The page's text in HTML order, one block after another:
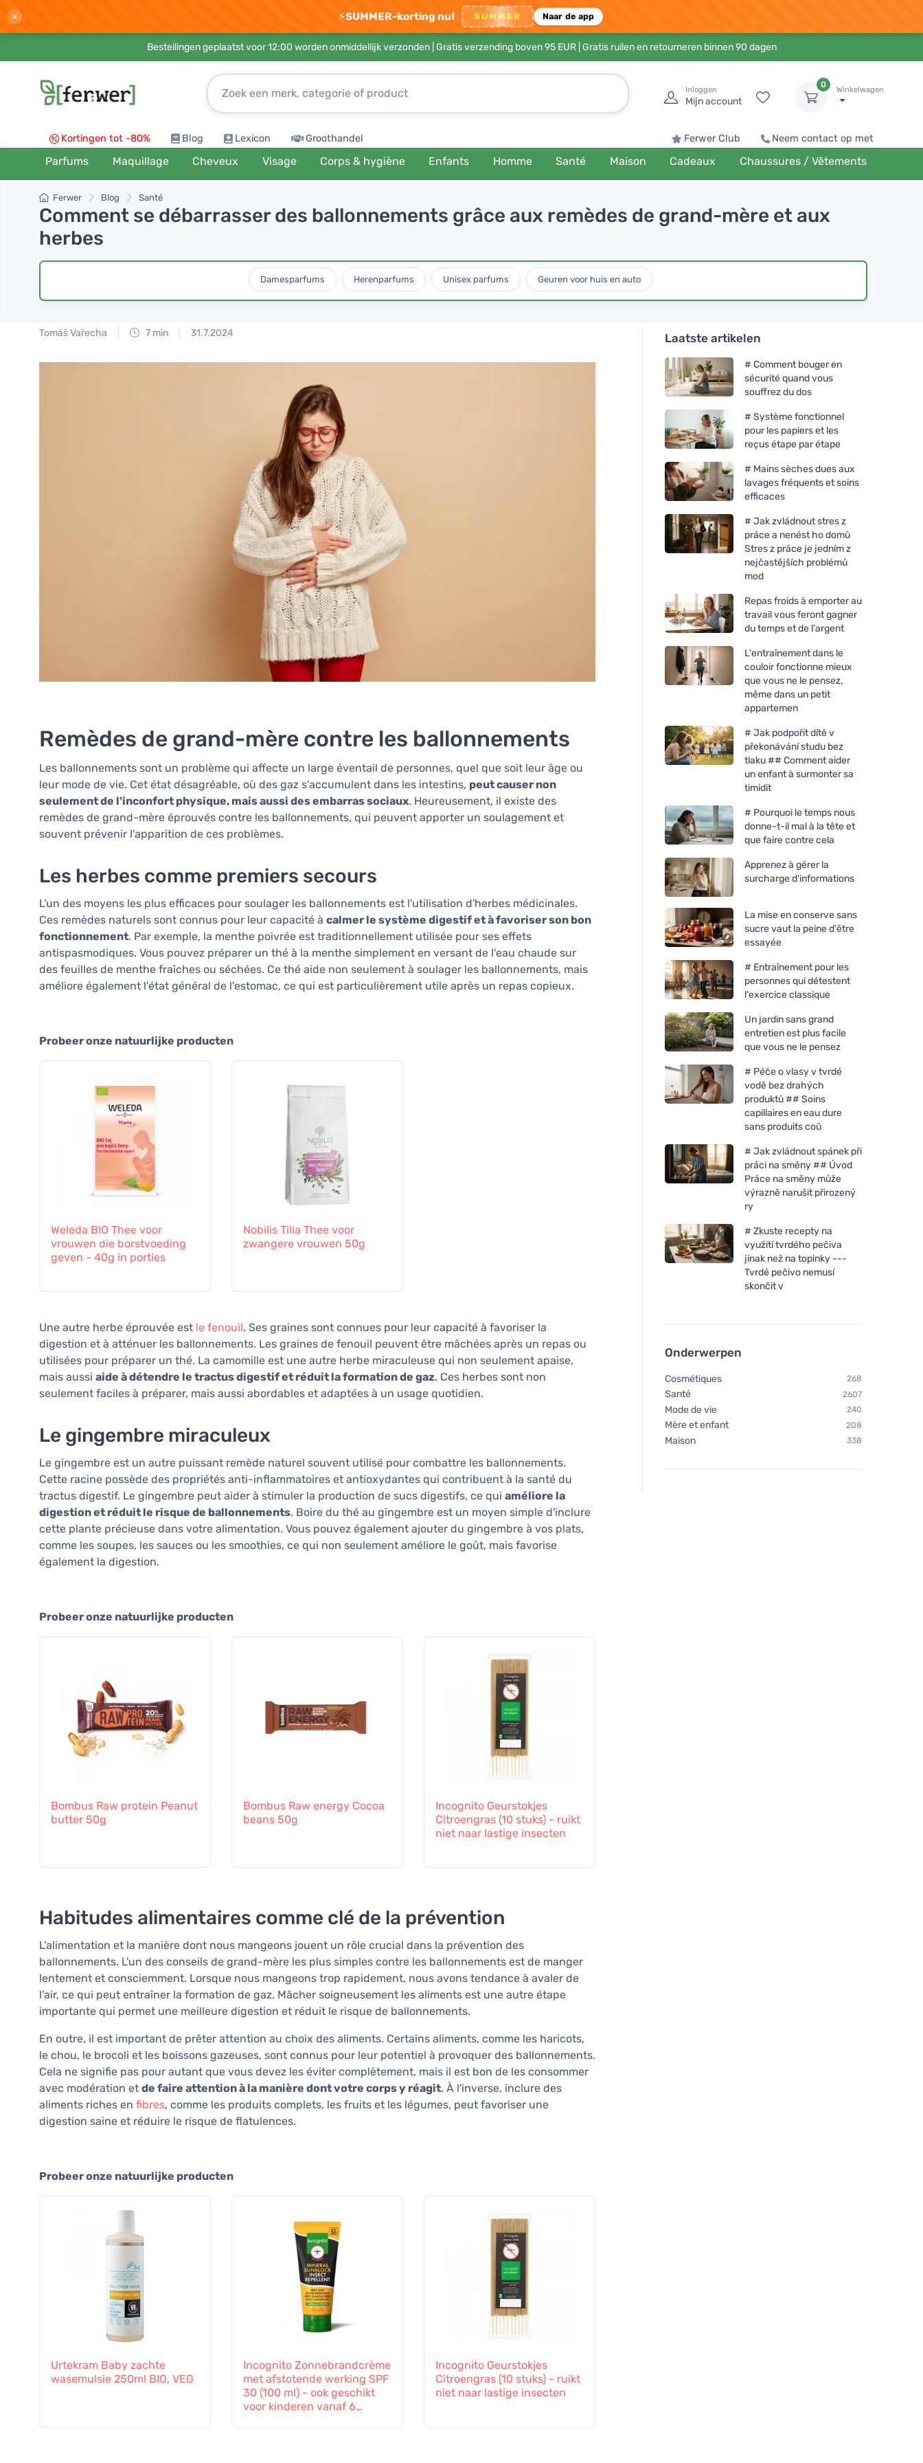
× ⚡SUMMER-korting nu! SUMMER Naar de app
Bestellingen geplaatst voor 12:00 worden onmiddellijk verzonden | Gratis verzending boven 95 EUR| Gratis ruilen en retourneren binnen 90 dagen
Inloggen
Mijn account
0
Winkelwagen
Kortingen tot -80% Blog Lexicon Groothandel Ferwer Club Neem contact op met
Parfums Maquillage Cheveux Visage Corps & hygiène Enfants Homme Santé Maison Cadeaux Chaussures / Vêtements
Ferwer Blog Santé
Comment se débarrasser des ballonnements grâce aux remèdes de grand-mère et aux
herbes
Damesparfums Herenparfums Unisex parfums Geuren voor huis en auto
Tomáš Vařecha 7 min 31.7.2024
Remèdes de grand-mère contre les ballonnements
Les ballonnements sont un problème qui affecte un large éventail de personnes, quel que soit leur âge ou
leur mode de vie. Cet état désagréable, où des gaz s'accumulent dans les intestins, peut causer non
seulement de l'inconfort physique, mais aussi des embarras sociaux. Heureusement, il existe des
remèdes de grand-mère éprouvés contre les ballonnements, qui peuvent apporter un soulagement et
souvent prévenir l'apparition de ces problèmes.
Les herbes comme premiers secours
L'un des moyens les plus efficaces pour soulager les ballonnements est l'utilisation d'herbes médicinales.
Ces remèdes naturels sont connus pour leur capacité à calmer le système digestif et à favoriser son bon
fonctionnement. Par exemple, la menthe poivrée est traditionnellement utilisée pour ses effets
antispasmodiques. Vous pouvez préparer un thé à la menthe simplement en versant de l'eau chaude sur
des feuilles de menthe fraîches ou séchées. Ce thé aide non seulement à soulager les ballonnements, mais
améliore également l'état général de l'estomac, ce qui est particulièrement utile après un repas copieux.
Probeer onze natuurlijke producten
Weleda BIO Thee voor
vrouwen die borstvoeding
geven - 40g in porties
Nobilis Tilia Thee voor
zwangere vrouwen 50g
Une autre herbe éprouvée est le fenouil. Ses graines sont connues pour leur capacité à favoriser la
digestion et à atténuer les ballonnements. Les graines de fenouil peuvent être mâchées après un repas ou
utilisées pour préparer un thé. La camomille est une autre herbe miraculeuse qui non seulement apaise,
mais aussi aide à détendre le tractus digestif et réduit la formation de gaz. Ces herbes sont non
seulement faciles à préparer, mais aussi abordables et adaptées à un usage quotidien.
Le gingembre miraculeux
Le gingembre est un autre puissant remède naturel souvent utilisé pour combattre les ballonnements.
Cette racine possède des propriétés anti-inflammatoires et antioxydantes qui contribuent à la santé du
tractus digestif. Le gingembre peut aider à stimuler la production de sucs digestifs, ce qui améliore la
digestion et réduit le risque de ballonnements. Boire du thé au gingembre est un moyen simple d'inclure
cette plante précieuse dans votre alimentation. Vous pouvez également ajouter du gingembre à vos plats,
comme les soupes, les sauces ou les smoothies, ce qui non seulement améliore le goût, mais favorise
également la digestion.
Probeer onze natuurlijke producten
Bombus Raw protein Peanut
butter 50g
Bombus Raw energy Cocoa
beans 50g
Incognito Geurstokjes
Citroengras (10 stuks) - ruikt
niet naar lastige insecten
Habitudes alimentaires comme clé de la prévention
L'alimentation et la manière dont nous mangeons jouent un rôle crucial dans la prévention des
ballonnements. L'un des conseils de grand-mère les plus simples contre les ballonnements est de manger
lentement et consciemment. Lorsque nous mangeons trop rapidement, nous avons tendance à avaler de
l'air, ce qui peut entraîner la formation de gaz. Mâcher soigneusement les aliments est une autre étape
importante qui permet une meilleure digestion et réduit le risque de ballonnements.
En outre, il est important de prêter attention au choix des aliments. Certains aliments, comme les haricots,
le chou, le brocoli et les boissons gazeuses, sont connus pour leur potentiel à provoquer des ballonnements.
Cela ne signifie pas pour autant que vous devez les éviter complètement, mais il est bon de les consommer
avec modération et de faire attention à la manière dont votre corps y réagit. À l'inverse, inclure des
aliments riches en fibres, comme les produits complets, les fruits et les légumes, peut favoriser une
digestion saine et réduire le risque de flatulences.
Probeer onze natuurlijke producten
Urtekram Baby zachte
wasemulsie 250ml BIO, VEG
Incognito Zonnebrandcrème
met afstotende werking SPF
30 (100 ml) - ook geschikt
voor kinderen vanaf 6
Incognito Geurstokjes
Citroengras (10 stuks) - ruikt
niet naar lastige insecten
Laatste artikelen
# Comment bouger en
sécurité quand vous
souffrez du dos
# Système fonctionnel
pour les papiers et les
reçus étape par étape
# Mains sèches dues aux
lavages fréquents et soins
efficaces
# Jak zvládnout stres z
práce a nenést ho domů
Stres z práce je jedním z
nejčastějších problémů
mod
Repas froids à emporter au
travail vous feront gagner
du temps et de l'argent
L'entraînement dans le
couloir fonctionne mieux
que vous ne le pensez,
même dans un petit
appartemen
# Jak podpořit dítě v
překonávání studu bez
tlaku ## Comment aider
un enfant à surmonter sa
timidit
# Pourquoi le temps nous
donne-t-il mal à la tête et
que faire contre cela
Apprenez à gérer la
surcharge d'informations
La mise en conserve sans
sucre vaut la peine d'être
essayée
# Entraînement pour les
personnes qui détestent
l'exercice classique
Un jardin sans grand
entretien est plus facile
que vous ne le pensez
# Péče o vlasy v tvrdé
vodě bez drahých
produktů ## Soins
capillaires en eau dure
sans produits coû
# Jak zvládnout spánek při
práci na směny ## Úvod
Práce na směny může
výrazně narušit přirozený
ry
# Zkuste recepty na
využití tvrdého pečiva
jinak než na topinky ---
Tvrdé pečivo nemusí
skončit v
Onderwerpen
Cosmétiques 268
Santé 2607
Mode de vie 240
Mère et enfant 208
Maison 338